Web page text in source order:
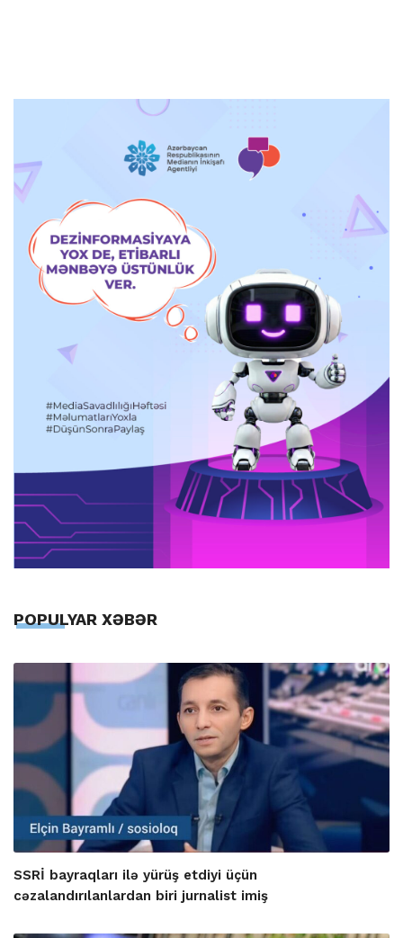
POPULYAR XƏBƏR
SSRİ bayraqları ilə yürüş etdiyi üçün
cəzalandırılanlardan biri jurnalist imiş